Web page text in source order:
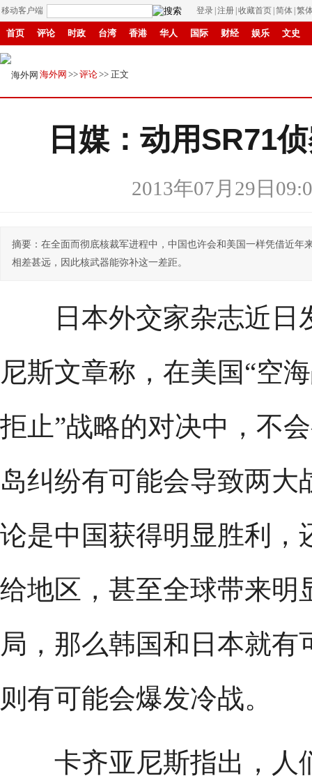
移动客户端 登录 注册 收藏首页 简体 繁
首页 评论 时政 台湾 香港 华人 国际 财经 娱乐 文史
招商
海外网 >>评论>> 正文
日媒：动用SR71
2013年07月29日
摘要：在全面而彻底核裁军进程中，中国也许会和美国一样凭借近
相差甚远，因此核武器能弥补这一差距。
日本外交家杂志近日
尼斯文章称，在美国“空
拒止”战略的对决中，不
岛纠纷有可能会导致两
论是中国获得明显胜利，
给地区，甚至全球带来明
局，那么韩国和日本就
则有可能会爆发冷战。
卡齐亚尼斯指出，人